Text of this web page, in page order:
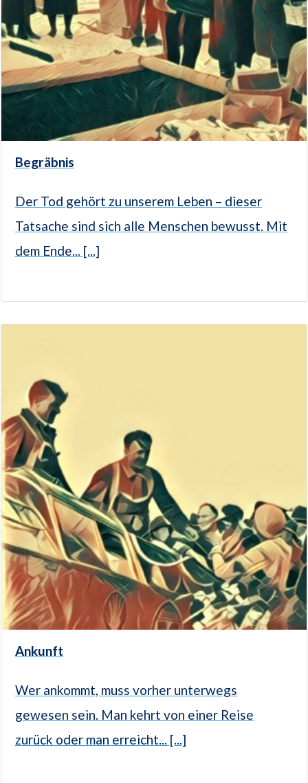
Begräbnis
Der Tod gehört zu unserem Leben – dieser
Tatsache sind sich alle Menschen bewusst. Mit
dem Ende... [...]
Ankunft
Wer ankommt, muss vorher unterwegs
gewesen sein. Man kehrt von einer Reise
zurück oder man erreicht... [...]